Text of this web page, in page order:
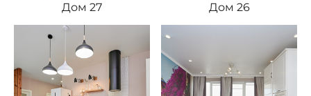
Дом 27 Дом 26